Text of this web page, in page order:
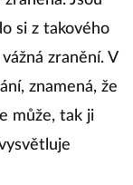
si z takového
zranění. V
znamená, že
může, tak ji